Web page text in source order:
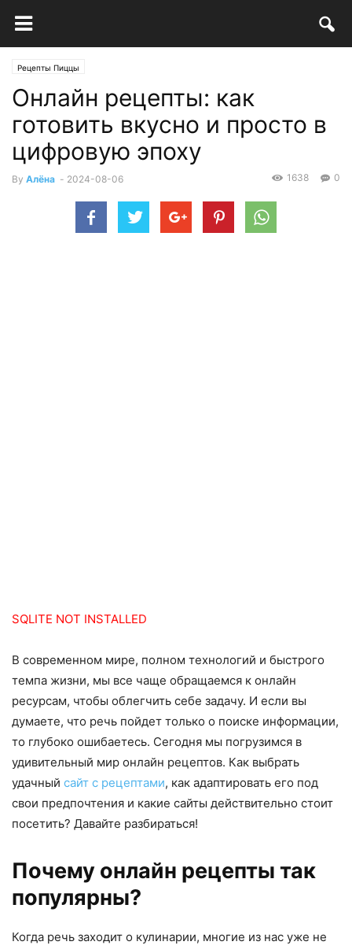
Рецепты Пиццы
Онлайн рецепты: как
готовить вкусно и просто в
цифровую эпоху
By Алёна - 2024-08-06 0
1638
SQLITE NOT INSTALLED
В современном мире, полном технологий и быстрого
темпа жизни, мы все чаще обращаемся к онлайн
ресурсам, чтобы облегчить себе задачу. И если вы
думаете, что речь пойдет только о поиске информации,
то глубоко ошибаетесь. Сегодня мы погрузимся в
удивительный мир онлайн рецептов. Как выбрать
удачный сайт с рецептами, как адаптировать его под
свои предпочтения и какие сайты действительно стоит
посетить? Давайте разбираться!
Почему онлайн рецепты так
популярны?
Когда речь заходит о кулинарии, многие из нас уже не